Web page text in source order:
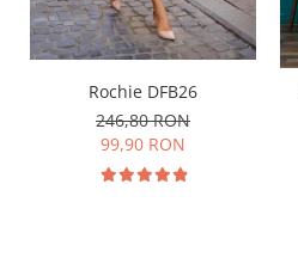
Rochie DFB26
246,80 RON
99,90 RON